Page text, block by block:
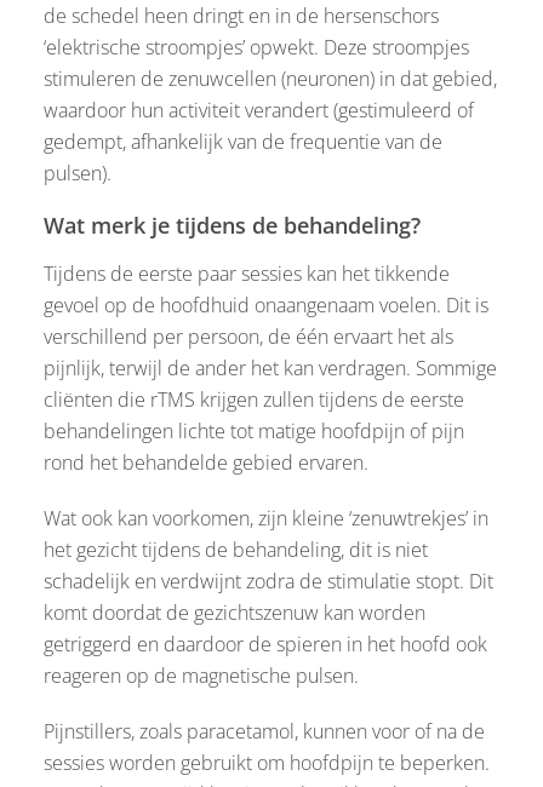
de schedel heen dringt en in de hersenschors
‘elektrische stroompjes’ opwekt. Deze stroompjes
stimuleren de zenuwcellen (neuronen) in dat gebied,
waardoor hun activiteit verandert (gestimuleerd of
gedempt, afhankelijk van de frequentie van de
pulsen).
Wat merk je tijdens de behandeling?
Tijdens de eerste paar sessies kan het tikkende
gevoel op de hoofdhuid onaangenaam voelen. Dit is
verschillend per persoon, de één ervaart het als
pijnlijk, terwijl de ander het kan verdragen. Sommige
cliënten die rTMS krijgen zullen tijdens de eerste
behandelingen lichte tot matige hoofdpijn of pijn
rond het behandelde gebied ervaren.
Wat ook kan voorkomen, zijn kleine ‘zenuwtrekjes’ in
het gezicht tijdens de behandeling, dit is niet
schadelijk en verdwijnt zodra de stimulatie stopt. Dit
komt doordat de gezichtszenuw kan worden
getriggerd en daardoor de spieren in het hoofd ook
reageren op de magnetische pulsen.
Pijnstillers, zoals paracetamol, kunnen voor of na de
sessies worden gebruikt om hoofdpijn te beperken.